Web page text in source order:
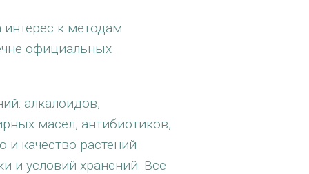
к методам
официальных
алкалоидов,
масел, антибиотиков,
качество растений
и условий хранений. Все